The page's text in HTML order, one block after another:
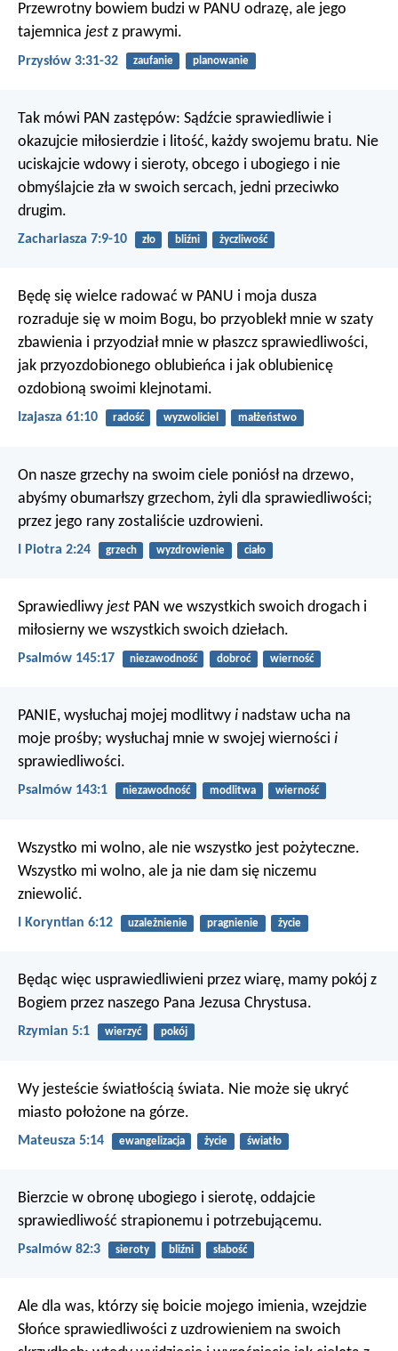
Przewrotny bowiem budzi w PANU odrazę, ale jego
tajemnica jest z prawymi.
Przysłów 3:31-32 zaufanie planowanie
Tak mówi PAN zastępów: Sądźcie sprawiedliwie i
okazujcie miłosierdzie i litość, każdy swojemu bratu. Nie
uciskajcie wdowy i sieroty, obcego i ubogiego i nie
obmyślajcie zła w swoich sercach, jedni przeciwko
drugim.
Zachariasza 7:9-10 zło bliźni życzliwość
Będę się wielce radować w PANU i moja dusza
rozraduje się w moim Bogu, bo przyoblekł mnie w szaty
zbawienia i przyodział mnie w płaszcz sprawiedliwości,
jak przyozdobionego oblubieńca i jak oblubienicę
ozdobioną swoimi klejnotami.
Izajasza 61:10 radość wyzwoliciel małżeństwo
On nasze grzechy na swoim ciele poniósł na drzewo,
abyśmy obumarłszy grzechom, żyli dla sprawiedliwości;
przez jego rany zostaliście uzdrowieni.
I Piotra 2:24 grzech wyzdrowienie ciało
Sprawiedliwy jest PAN we wszystkich swoich drogach i
miłosierny we wszystkich swoich dziełach.
Psalmów 145:17 niezawodność dobroć wierność
PANIE, wysłuchaj mojej modlitwy i nadstaw ucha na
moje prośby; wysłuchaj mnie w swojej wierności i
sprawiedliwości.
Psalmów 143:1 niezawodność modlitwa wierność
Wszystko mi wolno, ale nie wszystko jest pożyteczne.
Wszystko mi wolno, ale ja nie dam się niczemu
zniewolić.
I Koryntian 6:12 uzależnienie pragnienie życie
Będąc więc usprawiedliwieni przez wiarę, mamy pokój z
Bogiem przez naszego Pana Jezusa Chrystusa.
Rzymian 5:1 wierzyć pokój
Wy jesteście światłością świata. Nie może się ukryć
miasto położone na górze.
Mateusza 5:14 ewangelizacja życie światło
Bierzcie w obronę ubogiego i sierotę, oddajcie
sprawiedliwość strapionemu i potrzebującemu.
Psalmów 82:3 sieroty bliźni słabość
Ale dla was, którzy się boicie mojego imienia, wzejdzie
Słońce sprawiedliwości z uzdrowieniem na swoich